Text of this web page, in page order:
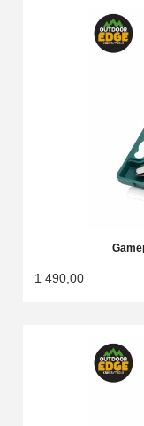
1 490,00